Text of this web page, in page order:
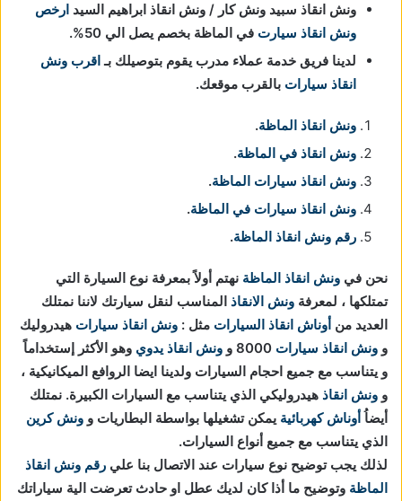
ونش انقاذ سبيد ونش كار / ونش انقاذ ابراهيم السيد ارخص
ونش انقاذ سيارت في الماظة بخصم يصل الي 50%.
لدينا فريق خدمة عملاء مدرب يقوم بتوصيلك بـاقرب ونش
انقاذ سيارات بالقرب موقعك.
ونش انقاذ الماظة.
ونش انقاذ في الماظة.
ونش انقاذ سيارات الماظة.
ونش انقاذ سيارات في الماظة.
رقم ونش انقاذ الماظة.
نحن في ونش انقاذ الماظة نهتم أولاً بمعرفة نوع السيارة التي
تمتلكها ، لمعرفة ونش الانقاذ المناسب لنقل سيارتك لاننا نمتلك
العديد من أوناش انقاذ السيارات مثل : ونش انقاذ سيارات هيدروليك
و ونش انقاذ سيارات ونش انقاذ يدوي وهو الأكثر إستخداماً
و يتناسب مع جميع احجام السيارات ولدينا ايضا الروافع الميكانيكية ،
و ونش انقاذ هيدروليكي الذي يتناسب مع السيارات الكبيرة. نمتلك
أيضاُأوناش كهربائية يمكن تشغيلها بواسطة البطاريات و ونش كرين
الذي يتناسب مع جميع أنواع السيارات.
لذلك يجب توضيح نوع سيارات عند الاتصال بنا علي رقم ونش انقاذ
الماظة وتوضيح ما أذا كان لديك عطل او حادث تعرضت الية سياراتك